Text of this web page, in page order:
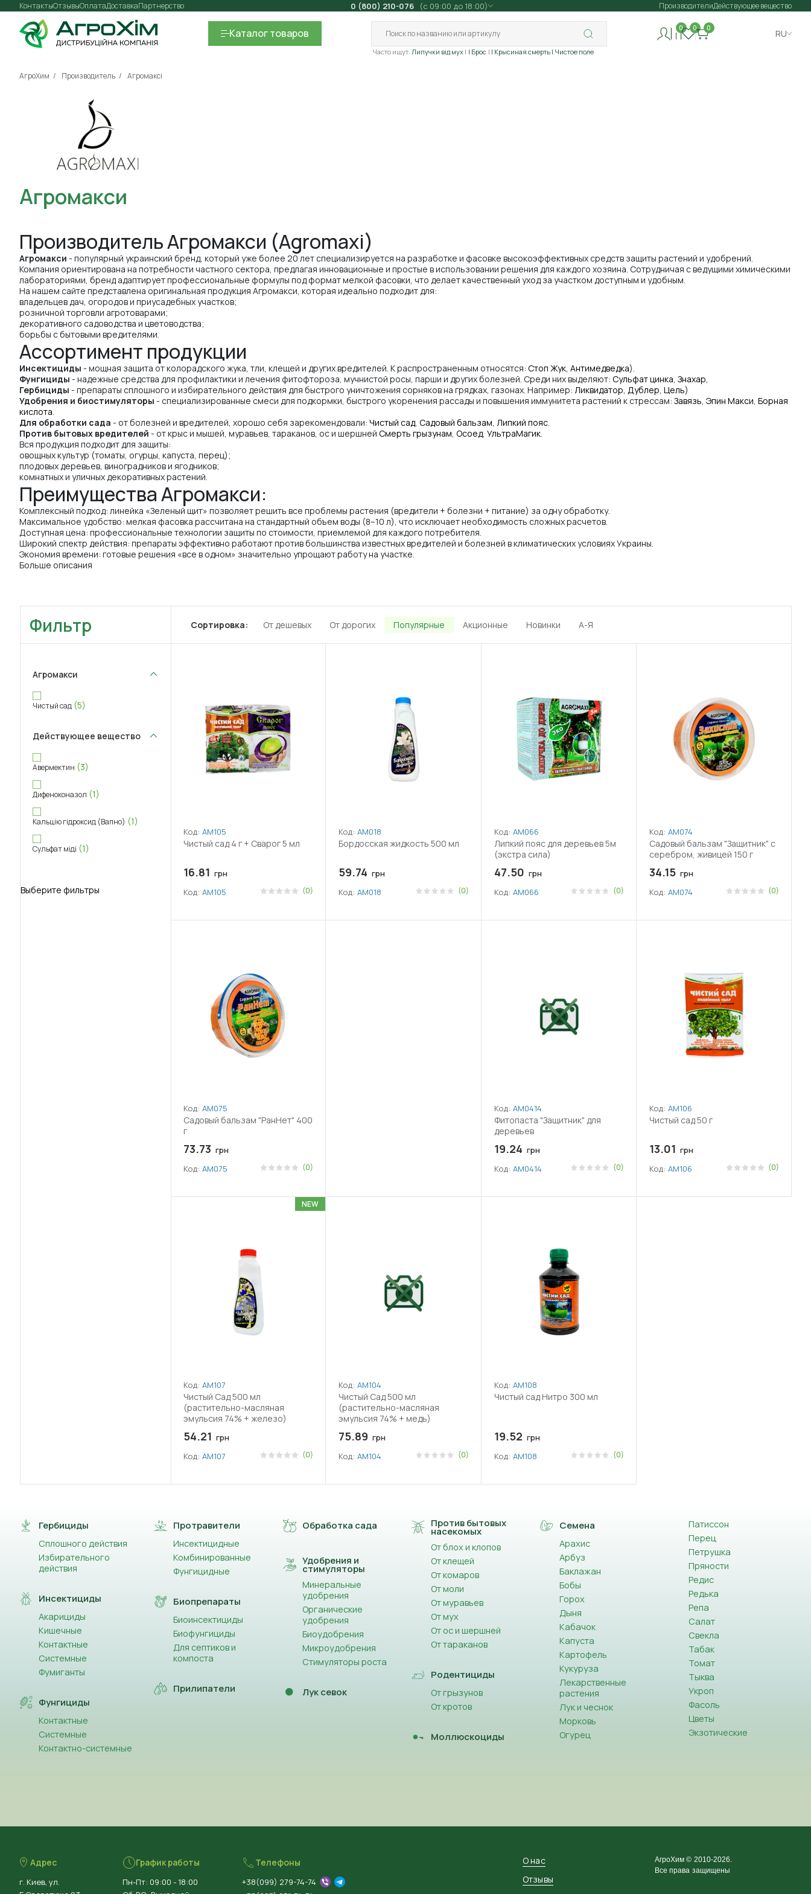
Контакты Оплата
Отзывы ДоставкаПартнерство 0 (800) 210-076 (с 09:00 до 18:00) ПроизводителиДействующее вещество
Каталогтоваров
Часто ищут: Липучки від мух | Брос | Крысиная смерть | Чистое поле
0 0 0
RU
АгроХим Производитель Агромаксі
Агромакси
Производитель Агромакси (Agromaxi)
Агромакси - популярный украинский бренд, который уже более 20 лет специализируется на разработке и фасовке высокоэффективных средств защиты растений и удобрений.
Компания ориентирована на потребности частного сектора, предлагая инновационные и простые в использовании решения для каждого хозяина. Сотрудничая с ведущими химическими
лабораториями, бренд адаптирует профессиональные формулы под формат мелкой фасовки, что делает качественный уход за участком доступным и удобным.
На нашем сайте представлена оригинальная продукция Агромакси, которая идеально подходит для:
владельцев дач, огородов и приусадебных участков;
розничной торговли агротоварами;
декоративного садоводства и цветоводства;
борьбы с бытовыми вредителями.
Ассортимент продукции
Инсектициды - мощная защита от колорадского жука, тли, клещей и других вредителей. К распространенным относятся: Стоп Жук, Антимедведка).
Фунгициды - надежные средства для профилактики и лечения фитофтороза, мучнистой росы, парши и других болезней. Среди них выделяют: Сульфат цинка, Знахар,
Гербициды - препараты сплошного и избирательного действия для быстрого уничтожения сорняков на грядках, газонах. Например: Ликвидатор, Дублер, Цель)
Удобрения и биостимуляторы - специализированные смеси для подкормки, быстрого укоренения рассады и повышения иммунитета растений к стрессам: Завязь, Эпин Макси, Борная
кислота.
Для обработки сада - от болезней и вредителей, хорошо себя зарекомендовали: Чистый сад, Садовый бальзам, Липкий пояс.
Против бытовых вредителей - от крыс и мышей, муравьев, тараканов, ос и шершней Смерть грызунам, Осоед, УльтраМагик.
Вся продукция подходит для защиты:
овощных культур (томаты, огурцы, капуста, перец);
плодовых деревьев, виноградников и ягодников;
комнатных и уличных декоративных растений.
Преимущества Агромакси:
Комплексный подход: линейка «Зеленый щит» позволяет решить все проблемы растения (вредители + болезни + питание) за одну обработку.
Максимальное удобство: мелкая фасовка рассчитана на стандартный объем воды (8–10 л), что исключает необходимость сложных расчетов.
Доступная цена: профессиональные технологии защиты по стоимости, приемлемой для каждого потребителя.
Широкий спектр действия: препараты эффективно работают против большинства известных вредителей и болезней в климатических условиях Украины.
Экономия времени: готовые решения «все в одном» значительно упрощают работу на участке.
Больше описания
Фильтр
Агромакси
Чистый сад (5)
Действующее вещество
Авермектин (3)
Дифеноконазол (1)
Кальцію гідроксид (Вапно) (1)
Сульфат міді (1)
Выберите фильтры
Сортировка: От дешевых От дорогих Популярные Акционные Новинки А-Я
Код: АМ105
Чистый сад 4 г + Сварог 5 мл
16.81 грн
Код: АМ105 (0)
Код: АМ018
Бордосская жидкость 500 мл
59.74 грн
Код: АМ018 (0)
Код: АМ066
Липкий пояс для деревьев 5м
(экстра сила)
47.50 грн
Код: АМ066 (0)
Код: АМ074
Садовый бальзам "Защитник" с
серебром, живицей 150 г
34.15 грн
Код: АМ074 (0)
Код: АМ075
Садовый бальзам "РанНет" 400
г
73.73 грн
Код: АМ075 (0)
Код: АМ0414
Фитопаста "Защитник" для
деревьев
19.24 грн
Код: АМ0414 (0)
Код: АМ106
Чистый сад 50 г
13.01 грн
Код: АМ106 (0)
NEW
Код: АМ107
Чистый Сад 500 мл
(растительно-масляная
эмульсия 74% + железо)
54.21 грн
Код: АМ107 (0)
Код: АМ104
Чистый Сад 500 мл
(растительно-масляная
эмульсия 74% + медь)
75.89 грн
Код: АМ104 (0)
Код: АМ108
Чистый сад Нитро 300 мл
19.52 грн
Код: АМ108 (0)
Гербициды
Сплошного действия
Избирательного
действия
Инсектициды
Акарициды
Кишечные
Контактные
Системные
Фумиганты
Фунгициды
Контактные
Системные
Контактно-системные
Протравители
Инсектицидные
Комбинированные
Фунгицидные
Биопрепараты
Биоинсектициды
Биофунгициды
Для септиков и
компоста
Прилипатели
Обработка сада
Удобрения и
стимуляторы
Минеральные
удобрения
Органические
удобрения
Биоудобрения
Микроудобрения
Стимуляторы роста
Лук севок
Против бытовых
насекомых
От блох и клопов
От клещей
От комаров
От моли
От муравьев
От мух
От ос и шершней
От тараканов
Родентициды
От грызунов
От кротов
Моллюскоциды
Семена
Арахис
Арбуз
Баклажан
Бобы
Горох
Дыня
Кабачок
Капуста
Картофель
Кукуруза
Лекарственные
растения
Лук и чеснок
Морковь
Огурец
Патиссон
Перец
Петрушка
Пряности
Редис
Редька
Репа
Салат
Свекла
Табак
Томат
Тыква
Укроп
Фасоль
Цветы
Экзотические
Адрес
г. Киев, ул.
График работы
Пн-Пт: 09:00 - 18:00
Телефоны
+38(099) 279-74-74
О нас
Отзывы
АгроХим © 2010-2026.
Все права защищены